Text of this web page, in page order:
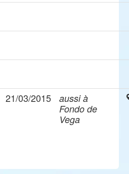
21/03/2015
aussi à
Fondo de
Vega